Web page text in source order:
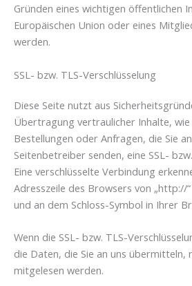
Gründen eines wichtigen öffentlichen
Europäischen Union oder eines
werden.
SSL- bzw. TLS-Verschlüsselung
Diese Seite nutzt aus
Übertragung vertraulicher Inhalte, wie
Bestellungen oder Anfragen, die Sie
Seitenbetreiber senden, eine SSL-
Eine verschlüsselte Verbindung
Adresszeile des Browsers von „http://
und an dem Schloss-Symbol in Ihrer
Wenn die SSL- bzw. TLS-
die Daten, die Sie an uns übermitteln,
mitgelesen werden.